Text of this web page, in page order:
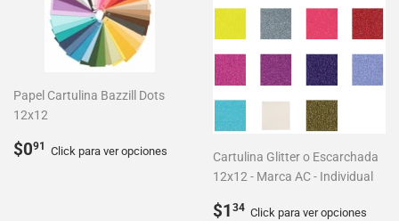
Papel Cartulina Bazzill Dots
12x12
Precio
$091 $0.91
Click para ver opciones
Cartulina Glitter o Escarchada
12x12 - Marca AC - Individual
Precio
$1 34 $1.34
Click para ver opciones